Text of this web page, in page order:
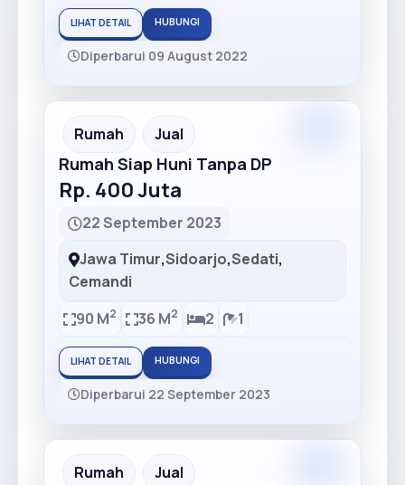
LIHAT DETAIL HUBUNGI
Diperbarui 09 August 2022
Recommended
Rumah Jual
Rumah Siap Huni Tanpa DP
Rp. 400 Juta
22 September 2023
Jawa Timur,Sidoarjo,Sedati,
Cemandi
90 M2 36 M2 2 1
LIHAT DETAIL HUBUNGI
Diperbarui 22 September 2023
Recommended
Rumah Jual